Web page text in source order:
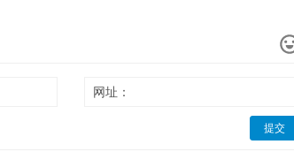
网址：
提交